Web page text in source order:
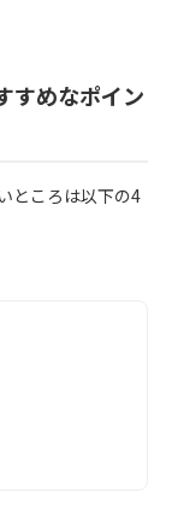
すめなポイン
ところは以下の4